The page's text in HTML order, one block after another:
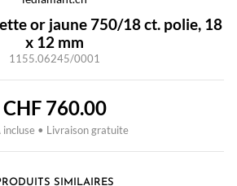
or jaune 750/18 ct. polie, 18
x 12 mm
1155.06245/0001
CHF760.00
incluse • Livraison gratuite
SIMILAIRES